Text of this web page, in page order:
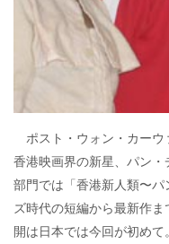
ポスト・ウォン・カーウ
香港映画界の新星、パン
部門では「香港新人類〜
ズ時代の短編から最新作
開は日本では今回が初め